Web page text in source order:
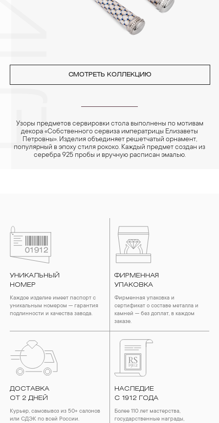
реже одного раза в месяц, а также регулярно протирать их
фланелевой или замшевой салфеткой.
СМОТРЕТЬ КОЛЛЕКЦИЮ
Узоры предметов сервировки стола выполнены по мотивам
декора «Собственного сервиза императрицы Елизаветы
Петровны». Изделия объединяет решетчатый орнамент,
популярный в эпоху стиля рококо. Каждый предмет создан из
серебра 925 пробы и вручную расписан эмалью.
УНИКАЛЬНЫЙ
НОМЕР
Каждое изделие имеет паспорт с
уникальным номером — гарантия
подлинности и качества завода.
ФИРМЕННАЯ
УПАКОВКА
Фирменная упаковка и
сертификат о составе металла и
камней — без доплат, в каждом
заказе.
ДОСТАВКА
ОТ 2 ДНЕЙ
Курьер, самовывоз из 50+ салонов
или СДЭК по всей России.
НАСЛЕДИЕ
С 1912 ГОДА
Более 110 лет мастерства,
государственные награды,